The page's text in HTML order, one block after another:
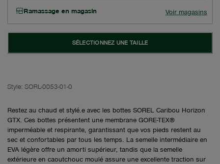
Ramassage en magasin Voir magasins
SÉLECTIONNEZ UNE TAILLE
Style: SORL-0053-01-0
Restez au chaud et stylé.e avec les bottes SOREL Caribou Horizon
GTX. Ces bottes présentent une membrane GORE-TEX®
imperméable et respirante, garantissant que vos pieds restent au
sec et confortables par tous les temps. La semelle intermédiaire en
EVA légère offre un amorti supérieur, tandis que la semelle
extérieure en caoutchouc moulé assure une excellente traction sur